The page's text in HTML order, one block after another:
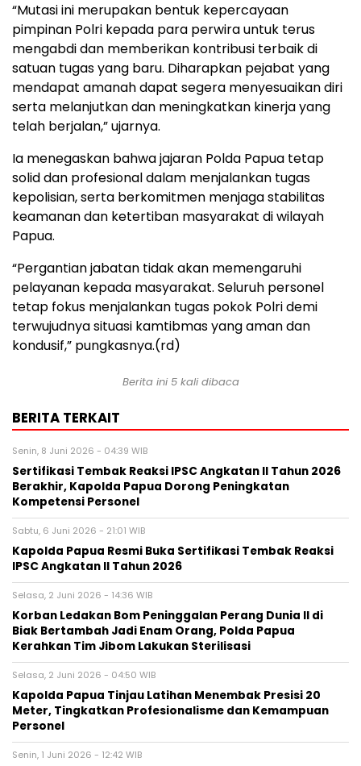
“Mutasi ini merupakan bentuk kepercayaan
pimpinan Polri kepada para perwira untuk terus
mengabdi dan memberikan kontribusi terbaik di
satuan tugas yang baru. Diharapkan pejabat yang
mendapat amanah dapat segera menyesuaikan diri
serta melanjutkan dan meningkatkan kinerja yang
telah berjalan,” ujarnya.
Ia menegaskan bahwa jajaran Polda Papua tetap
solid dan profesional dalam menjalankan tugas
kepolisian, serta berkomitmen menjaga stabilitas
keamanan dan ketertiban masyarakat di wilayah
Papua.
“Pergantian jabatan tidak akan memengaruhi
pelayanan kepada masyarakat. Seluruh personel
tetap fokus menjalankan tugas pokok Polri demi
terwujudnya situasi kamtibmas yang aman dan
kondusif,” pungkasnya.(rd)
Berita ini 5 kali dibaca
BERITA TERKAIT
Senin, 8 Juni 2026 - 04:39 WIB
Sertifikasi Tembak Reaksi IPSC Angkatan II Tahun 2026
Berakhir, Kapolda Papua Dorong Peningkatan
Kompetensi Personel
Sabtu, 6 Juni 2026 - 21:01 WIB
Kapolda Papua Resmi Buka Sertifikasi Tembak Reaksi
IPSC Angkatan II Tahun 2026
Selasa, 2 Juni 2026 - 14:36 WIB
Korban Ledakan Bom Peninggalan Perang Dunia II di
Biak Bertambah Jadi Enam Orang, Polda Papua
Kerahkan Tim Jibom Lakukan Sterilisasi
Selasa, 2 Juni 2026 - 04:50 WIB
Kapolda Papua Tinjau Latihan Menembak Presisi 20
Meter, Tingkatkan Profesionalisme dan Kemampuan
Personel
Senin, 1 Juni 2026 - 12:42 WIB